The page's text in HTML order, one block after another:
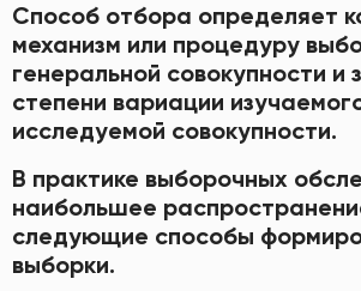
Способ отбора определяет
механизм или процедуру
генеральной совокупности и
степени вариации
исследуемой совокупности.
В практике выборочных
наибольшее
следующие способы
выборки.